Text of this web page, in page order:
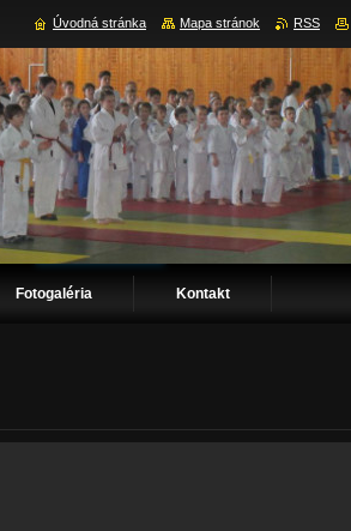
Fotogaléria Kontakt
Úvodná stránka Mapa stránok RSS